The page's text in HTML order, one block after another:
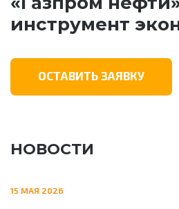
инструмент
ОСТАВИТЬ ЗАЯВКУ
НОВОСТИ
15 МАЯ 2026